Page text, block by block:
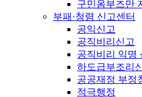
구민옴부즈만
부패·청렴 신고센터
공익신고
공직비리신고
공직비리 익명
하도급부조리
공공재정 부정
적극행정